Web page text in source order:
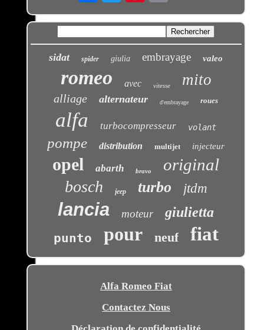
sidat spider giulia embrayage valeo
romeo avec vitesse mito
alliage alternateur d'embrayage roues
alfa turbocompresseur volant
pompe distribution multijet injecteur
opel abarth bravo original
bosch jeep turbo jtdm
lancia moteur giulietta
punto pour neuf fiat
Alfa Romeo Fiat
Contactez Nous